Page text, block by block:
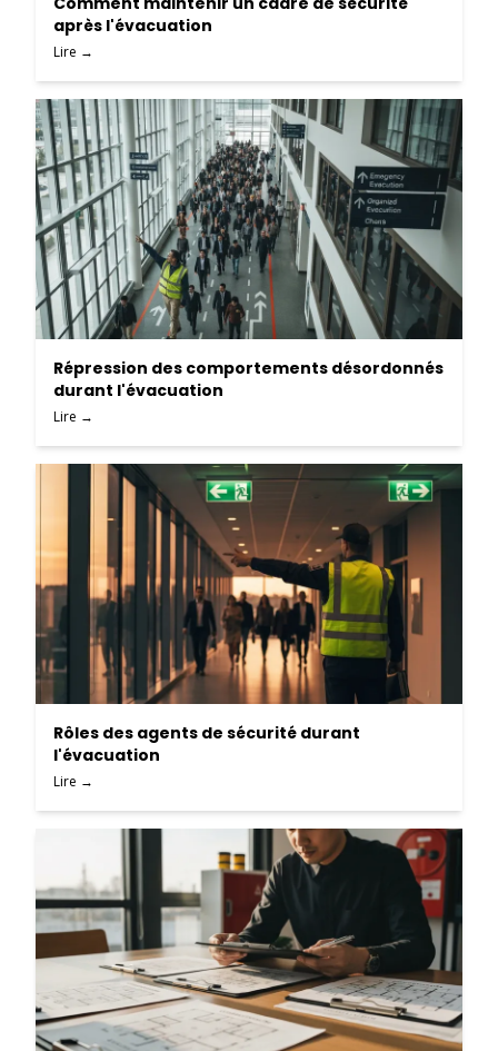
après l'évacuation
Lire →
Répression des comportements désordonnés
durant l'évacuation
Lire →
Rôles des agents de sécurité durant
l'évacuation
Lire →